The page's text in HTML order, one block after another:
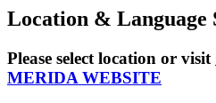
Location & Language
Please select location or visit
MERIDA WEBSITE